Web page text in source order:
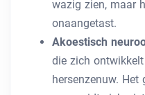
wazig zien, maar
onaangetast.
Akoestisch
die zich
hersenzenuw.